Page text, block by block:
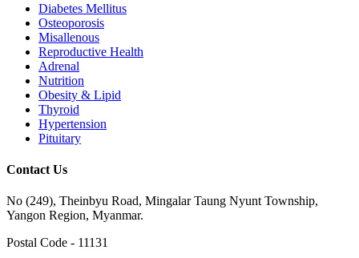
Diabetes Mellitus
Osteoporosis
Misallenous
Reproductive Health
Adrenal
Nutrition
Obesity & Lipid
Thyroid
Hypertension
Pituitary
Contact Us
No (249), Theinbyu Road, Mingalar Taung Nyunt Township,
Yangon Region, Myanmar.
Postal Code - 11131